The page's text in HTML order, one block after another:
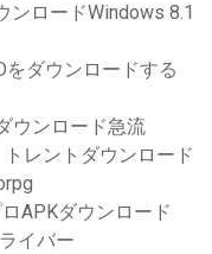
ロードWindows 8.1
ダウンロードする
ウンロード急流
レントダウンロード
APKダウンロード
イバー